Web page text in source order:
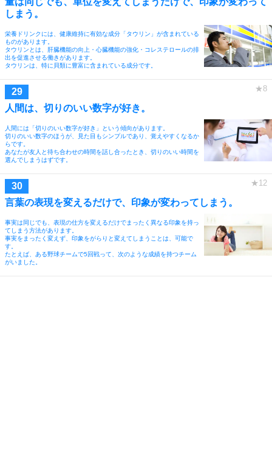
しまう。
栄養ドリンクには、健康維持に有効な成分「タウリン」が含まれている
ものがあります。
タウリンとは、肝臓機能の向上・心臓機能の強化・コレステロールの排
出を促進させる働きがあります。
タウリンは、特に貝類に豊富に含まれている成分です。
人間は、切りのいい数字が好き。
人間には「切りのいい数字が好き」という傾向があります。
切りのいい数字のほうが、見た目もシンプルであり、覚えやすくなるか
らです。
あなたが友人と待ち合わせの時間を話し合ったとき、切りのいい時間を
選んでしまうはずです。
言葉の表現を変えるだけで、印象が変わってしまう。
事実は同じでも、表現の仕方を変えるだけでまったく異なる印象を持っ
てしまう方法があります。
事実をまったく変えず、印象をがらりと変えてしまうことは、可能で
す。
たとえば、ある野球チームで5回戦って、次のような成績を持つチーム
がいました。